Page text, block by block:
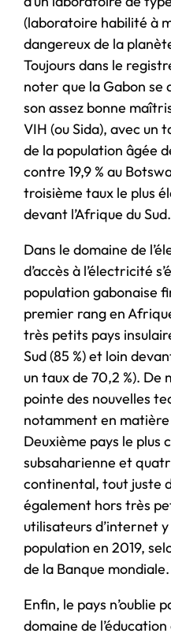
(laboratoire habilité à
dangereux de la
Toujours dans le
noter que la Gabon se
son assez bonne
VIH (ou Sida), avec un
de la population âgée
contre 19,9 % au
troisième taux le plus
devant l’Afrique du Sud.
Dans le domaine de
d’accès à l’électricité
population gabonaise
premier rang en
très petits pays
Sud (85 %) et loin
un taux de 70,2 %). De
pointe des nouvelles
notamment en matière
Deuxième pays le plus
subsaharienne et
continental, tout juste
également hors très
utilisateurs d’internet
population en 2019,
de la Banque mondiale.
Enfin, le pays n’oublie
domaine de